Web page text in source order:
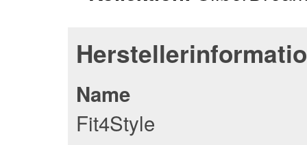
Name
Fit4Style